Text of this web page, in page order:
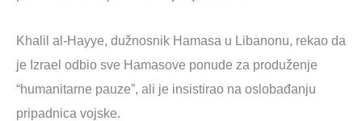
Khalil al-Hayye, dužnosnik Hamasa u Libanonu, rekao da
je Izrael odbio sve Hamasove ponude za produženje
“humanitarne pauze”, ali je insistirao na oslobađanju
pripadnica vojske.